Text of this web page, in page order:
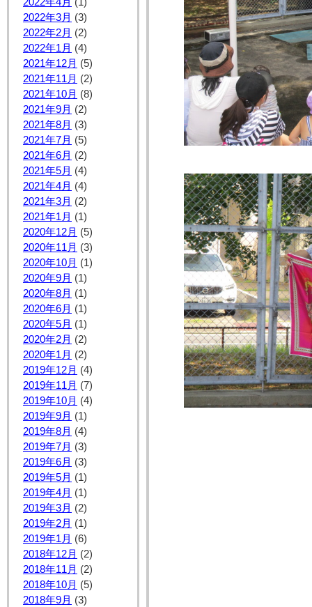
2022年4月 (1)
2022年3月 (3)
2022年2月 (2)
2022年1月 (4)
2021年12月 (5)
2021年11月 (2)
2021年10月 (8)
2021年9月 (2)
2021年8月 (3)
2021年7月 (5)
2021年6月 (2)
2021年5月 (4)
2021年4月 (4)
2021年3月 (2)
2021年1月 (1)
2020年12月 (5)
2020年11月 (3)
2020年10月 (1)
2020年9月 (1)
2020年8月 (1)
2020年6月 (1)
2020年5月 (1)
2020年2月 (2)
2020年1月 (2)
2019年12月 (4)
2019年11月 (7)
2019年10月 (4)
2019年9月 (1)
2019年8月 (4)
2019年7月 (3)
2019年6月 (3)
2019年5月 (1)
2019年4月 (1)
2019年3月 (2)
2019年2月 (1)
2019年1月 (6)
2018年12月 (2)
2018年11月 (2)
2018年10月 (5)
2018年9月 (3)